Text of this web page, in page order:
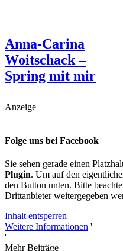
Anna-Carina
Woitschack –
Spring mit mir
Anzeige
Folge uns bei Facebook
Sie sehen gerade einen
Plugin. Um auf den
den Button unten. Bitte
Drittanbieter weitergegeben
Inhalt entsperren
Weitere Informationen '
'
Mehr Beiträge